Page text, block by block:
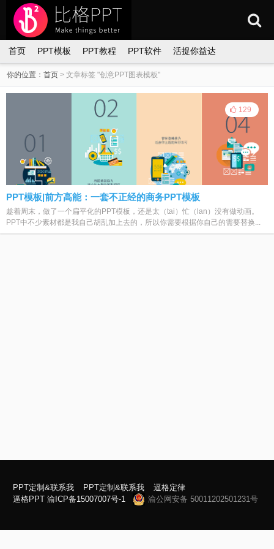
首页 PPT模板 PPT教程 PPT软件 活捉你益达
你的位置：首页 > 文章标签 "创意PPT图表模板"
129
PPT模板|前方高能：一套不正经的商务PPT模板
趁着周末，做了一个扁平化的PPT模板，还是太（tai）忙（lan）没有做动画。
PPT中不少素材都是我自己胡乱加上去的，所以你需要根据你自己的需要替换...
PPT定制&联系我 PPT定制&联系我
逼格定律
逼格PPT 渝ICP备15007007号-1 渝公网安备 50011202501231号